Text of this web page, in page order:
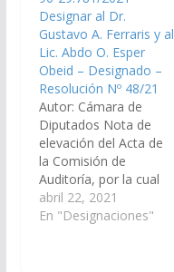
General de la
Provincia, en
representación de la
oposición política de la
Cámara de Diputados
correspondiente al
Bloque…
Designar al Dr.
Gustavo A. Ferraris y al
Lic. Abdo O. Esper
Obeid – Designado –
Resolución Nº 48/21
Autor: Cámara de
Diputados Nota de
elevación del Acta de
la Comisión de
Auditoría, por la cual
se procedió a
seleccionar al Dr.
abril 22, 2021
En "Designaciones"